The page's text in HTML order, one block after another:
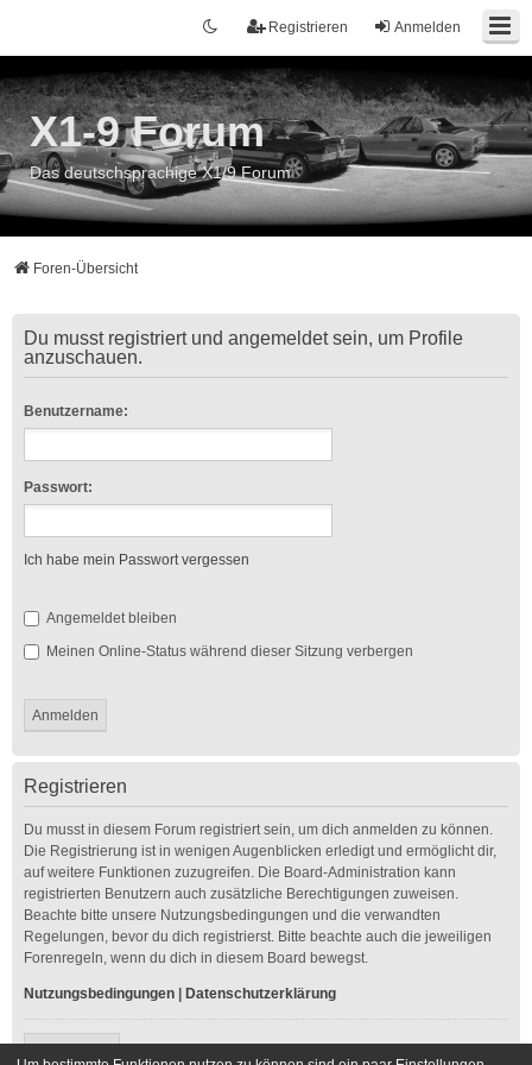
Anmelden
Registrieren
X1-9 Forum
Das deutschsprachige X1/9 Forum
Foren-Übersicht
Du musst registriert und angemeldet sein, um Profile
anzuschauen.
Benutzername:
Passwort:
Ich habe mein Passwort vergessen
Angemeldet bleiben
Meinen Online-Status während dieser Sitzung verbergen
Registrieren
Du musst in diesem Forum registriert sein, um dich anmelden zu können.
Die Registrierung ist in wenigen Augenblicken erledigt und ermöglicht dir,
auf weitere Funktionen zuzugreifen. Die Board-Administration kann
registrierten Benutzern auch zusätzliche Berechtigungen zuweisen.
Beachte bitte unsere Nutzungsbedingungen und die verwandten
Regelungen, bevor du dich registrierst. Bitte beachte auch die jeweiligen
Forenregeln, wenn du dich in diesem Board bewegst.
Nutzungsbedingungen Datenschutzerklärung